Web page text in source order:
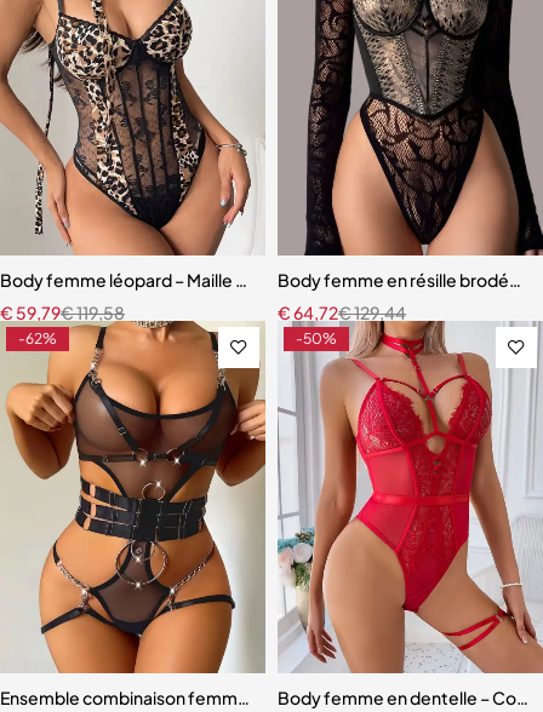
Body femme léopard – Maille moulante sans manches (noir &
€119,58
€ 59,79
Body femme en résille brodée
€129,44
€64,72
-62%
Ensemble combinaison femme – Maille ajourée avec ceinture
-50%
Body femme en dentelle –